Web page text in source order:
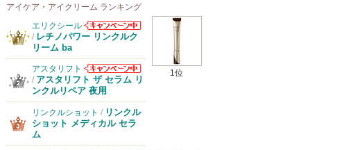
アイケア・アイクリーム ランキング
1位
エリクシール
エリクシールか
/ レチノパワー リンクルク
リーム ba
アスタリフト
アスタリフトか
らのお知らせが
/ アスタリフト ザ セラム リ
ンクルリペア 夜用
リンクルショット / リンクル
ショット メディカル セラ
ム